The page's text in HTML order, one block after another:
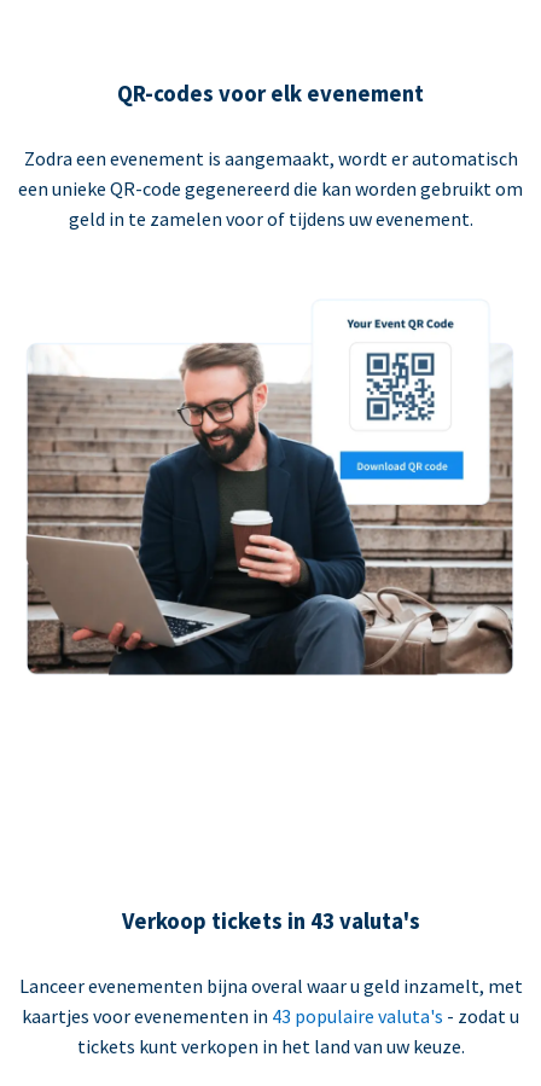
QR-codes voor elk evenement
Zodra een evenement is aangemaakt, wordt er automatisch
een unieke QR-code gegenereerd die kan worden gebruikt om
geld in te zamelen voor of tijdens uw evenement.
Verkoop tickets in 43 valuta's
Lanceer evenementen bijna overal waar u geld inzamelt, met
kaartjes voor evenementen in 43 populaire valuta's - zodat u
tickets kunt verkopen in het land van uw keuze.